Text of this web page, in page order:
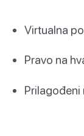
Virtualna
Pravo na
Prilagođeni